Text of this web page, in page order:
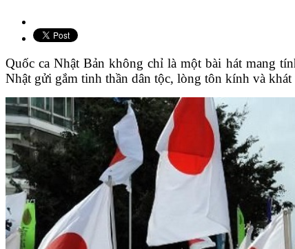
Quốc ca Nhật Bản không chỉ là một bài hát mang
Nhật gửi gắm tinh thần dân tộc, lòng tôn kính và